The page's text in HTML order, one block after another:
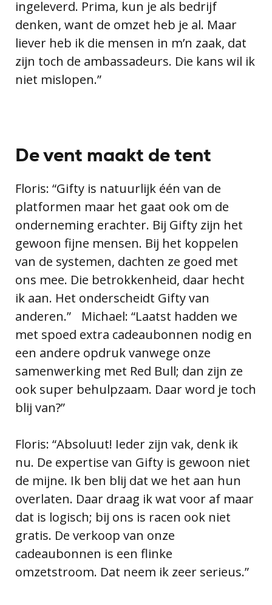
ingeleverd. Prima, kun je als bedrijf
denken, want de omzet heb je al. Maar
liever heb ik die mensen in m’n zaak, dat
zijn toch de ambassadeurs. Die kans wil ik
niet mislopen.”
De vent maakt de tent
Floris: “Gifty is natuurlijk één van de
platformen maar het gaat ook om de
onderneming erachter. Bij Gifty zijn het
gewoon fijne mensen. Bij het koppelen
van de systemen, dachten ze goed met
ons mee. Die betrokkenheid, daar hecht
ik aan. Het onderscheidt Gifty van
anderen.” Michael: “Laatst hadden we
met spoed extra cadeaubonnen nodig en
een andere opdruk vanwege onze
samenwerking met Red Bull; dan zijn ze
ook super behulpzaam. Daar word je toch
blij van?”
Floris: “Absoluut! Ieder zijn vak, denk ik
nu. De expertise van Gifty is gewoon niet
de mijne. Ik ben blij dat we het aan hun
overlaten. Daar draag ik wat voor af maar
dat is logisch; bij ons is racen ook niet
gratis. De verkoop van onze
cadeaubonnen is een flinke
omzetstroom. Dat neem ik zeer serieus.”